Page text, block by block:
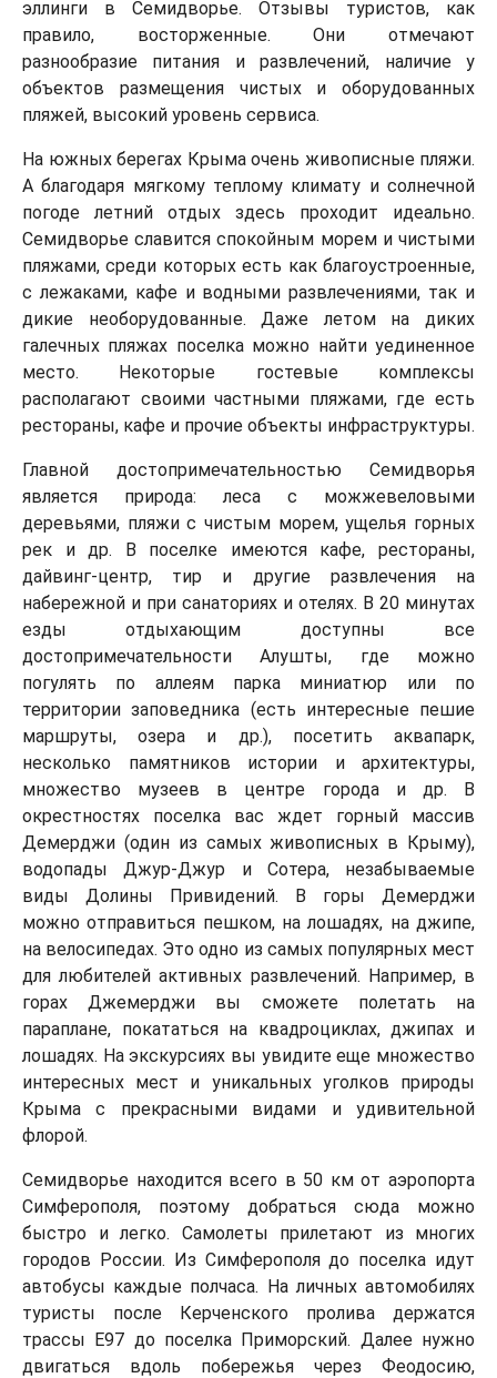
эллинги в Семидворье. Отзывы туристов, как
правило, восторженные. Они отмечают
разнообразие питания и развлечений, наличие у
объектов размещения чистых и оборудованных
пляжей, высокий уровень сервиса.
На южных берегах Крыма очень живописные пляжи.
А благодаря мягкому теплому климату и солнечной
погоде летний отдых здесь проходит идеально.
Семидворье славится спокойным морем и чистыми
пляжами, среди которых есть как благоустроенные,
с лежаками, кафе и водными развлечениями, так и
дикие необорудованные. Даже летом на диких
галечных пляжах поселка можно найти уединенное
место. Некоторые гостевые комплексы
располагают своими частными пляжами, где есть
рестораны, кафе и прочие объекты инфраструктуры.
Главной достопримечательностью Семидворья
является природа: леса с можжевеловыми
деревьями, пляжи с чистым морем, ущелья горных
рек и др. В поселке имеются кафе, рестораны,
дайвинг-центр, тир и другие развлечения на
набережной и при санаториях и отелях. В 20 минутах
езды отдыхающим доступны все
достопримечательности Алушты, где можно
погулять по аллеям парка миниатюр или по
территории заповедника (есть интересные пешие
маршруты, озера и др.), посетить аквапарк,
несколько памятников истории и архитектуры,
множество музеев в центре города и др. В
окрестностях поселка вас ждет горный массив
Демерджи (один из самых живописных в Крыму),
водопады Джур-Джур и Сотера, незабываемые
виды Долины Привидений. В горы Демерджи
можно отправиться пешком, на лошадях, на джипе,
на велосипедах. Это одно из самых популярных мест
для любителей активных развлечений. Например, в
горах Джемерджи вы сможете полетать на
параплане, покататься на квадроциклах, джипах и
лошадях. На экскурсиях вы увидите еще множество
интересных мест и уникальных уголков природы
Крыма с прекрасными видами и удивительной
флорой.
Семидворье находится всего в 50 км от аэропорта
Симферополя, поэтому добраться сюда можно
быстро и легко. Самолеты прилетают из многих
городов России. Из Симферополя до поселка идут
автобусы каждые полчаса. На личных автомобилях
туристы после Керченского пролива держатся
трассы Е97 до поселка Приморский. Далее нужно
двигаться вдоль побережья через Феодосию,